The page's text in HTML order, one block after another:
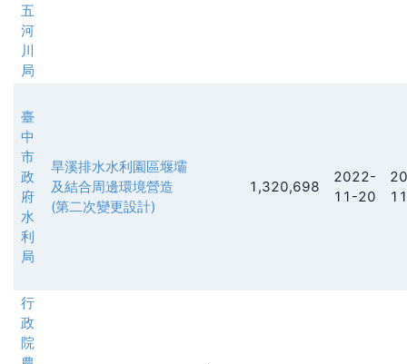
五
河
川
局
臺
中
市
政
府
水
利
局
旱溪排水水利園區堰壩
及結合周邊環境營造
(第二次變更設計)
1,320,698
2022-
11-20
行
政
院